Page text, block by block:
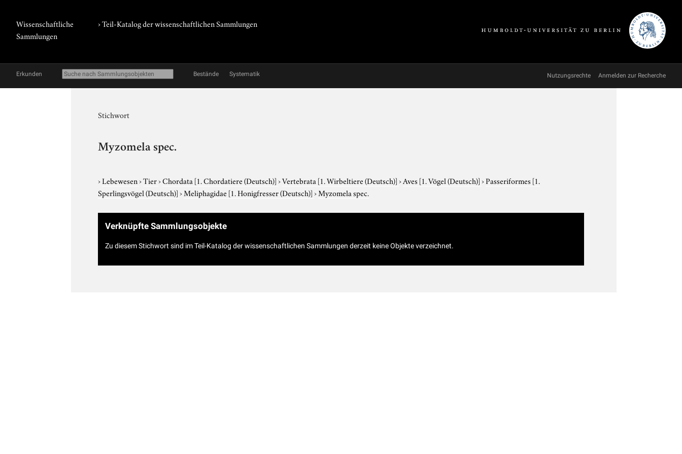
Wissenschaftliche
Sammlungen
› Teil-Katalog der wissenschaftlichen Sammlungen
Erkunden Bestände Systematik Nutzungsrechte Anmelden zur Recherche
Stichwort
Myzomela spec.
›Lebewesen›Tier›Chordata [1. Chordatiere (Deutsch)]›Vertebrata [1. Wirbeltiere (Deutsch)]›Aves [1. Vögel (Deutsch)]›Passeriformes [1.
Sperlingsvögel (Deutsch)]›Meliphagidae [1. Honigfresser (Deutsch)]›Myzomela spec.
Verknüpfte Sammlungsobjekte
Zu diesem Stichwort sind im Teil-Katalog der wissenschaftlichen Sammlungen derzeit keine Objekte verzeichnet.